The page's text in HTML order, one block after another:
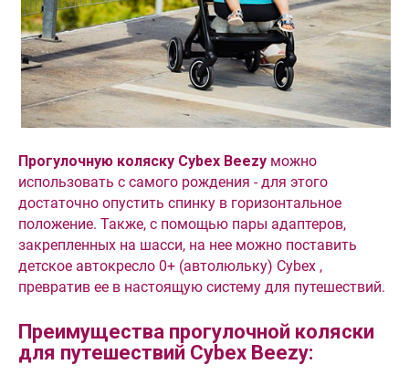
Прогулочную коляску Cybex Beezy можно
использовать с самого рождения - для этого
достаточно опустить спинку в горизонтальное
положение. Также, с помощью пары адаптеров,
закрепленных на шасси, на нее можно поставить
детское автокресло 0+ (автолюльку) Cybex ,
превратив ее в настоящую систему для путешествий.
Преимущества прогулочной коляски
для путешествий Cybex Beezy: